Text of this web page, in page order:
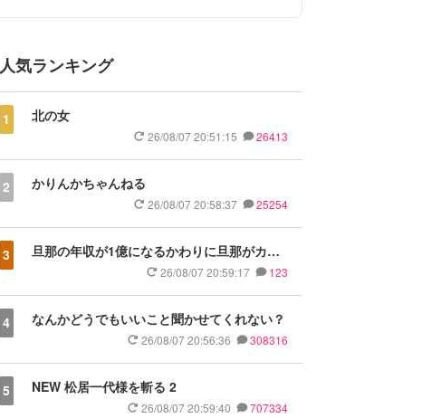
人気ランキング
1 北の女
26/08/07 20:51:15 26413
2 かりんかちゃんねる
26/08/07 20:58:37 25254
3
旦那の年収が1億になるかわりに旦那がカッ
26/08/07 20:59:17 123
4 なんかどうでもいいこと聞かせてくれない？
26/08/07 20:56:36 308316
5 NEW 松居一代様を斬る 2
26/08/07 20:59:40 707334